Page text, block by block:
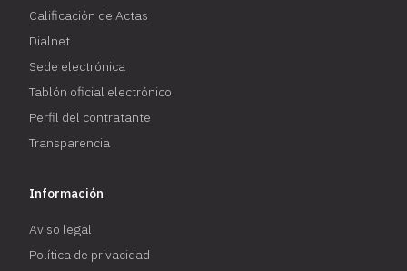
Calificación de Actas
Dialnet
Sede electrónica
Tablón oficial electrónico
Perfil del contratante
Transparencia
Información
Aviso legal
Política de privacidad